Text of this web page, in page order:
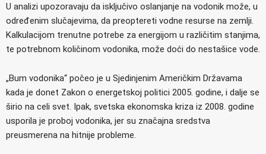
U analizi upozoravaju da isključivo oslanjanje na vodonik može, u
određenim slučajevima, da preoptereti vodne resurse na zemlji.
Kalkulacijom trenutne potrebe za energijom u različitim stanjima,
te potrebnom količinom vodonika, može doći do nestašice vode.
„Bum vodonika“ počeo je u Sjedinjenim Američkim Državama
kada je donet Zakon o energetskoj politici 2005. godine, i dalje se
širio na celi svet. Ipak, svetska ekonomska kriza iz 2008. godine
usporila je proboj vodonika, jer su značajna sredstva
preusmerena na hitnije probleme.